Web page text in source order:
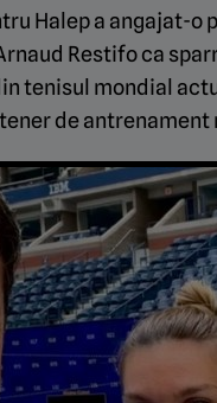
Halep a angajat-o
Restifo ca
tenisul mondial
de antrenament